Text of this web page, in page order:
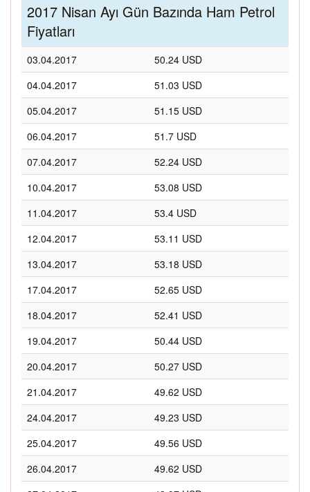
2017 Nisan Ayı Gün Bazında Ham Petrol
Fiyatları
03.04.2017
50.24 USD
04.04.2017
51.03 USD
05.04.2017
51.15 USD
06.04.2017
51.7 USD
07.04.2017
52.24 USD
10.04.2017
53.08 USD
11.04.2017
53.4 USD
12.04.2017
53.11 USD
13.04.2017
53.18 USD
17.04.2017
52.65 USD
18.04.2017
52.41 USD
19.04.2017
50.44 USD
20.04.2017
50.27 USD
21.04.2017
49.62 USD
24.04.2017
49.23 USD
25.04.2017
49.56 USD
26.04.2017
49.62 USD